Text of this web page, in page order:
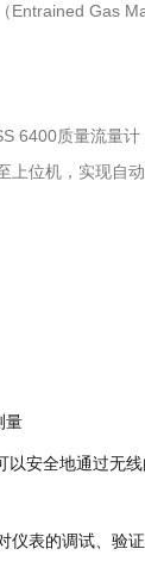
Gas
6400质量流量
位机，实现
量
以安全地通过无
表的调试、验